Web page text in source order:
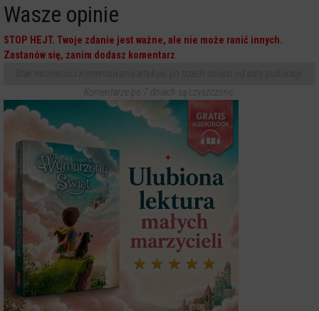
Wasze opinie
STOP HEJT. Twoje zdanie jest ważne, ale nie może ranić innych.
Zastanów się, zanim dodasz komentarz
Komentarze po 7 dniach są czyszczone.